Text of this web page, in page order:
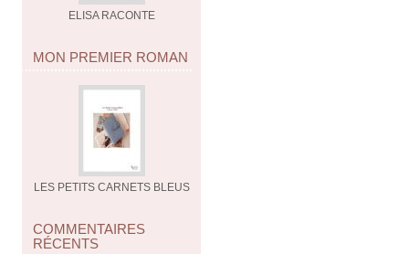
ELISA RACONTE
MON PREMIER ROMAN
LES PETITS CARNETS BLEUS
COMMENTAIRES
RÉCENTS